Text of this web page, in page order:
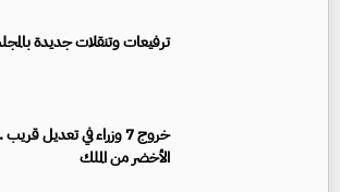
ترفيعات وتنقلات جديدة
خروج 7 وزراء في تعديل
الأخضر من الملك